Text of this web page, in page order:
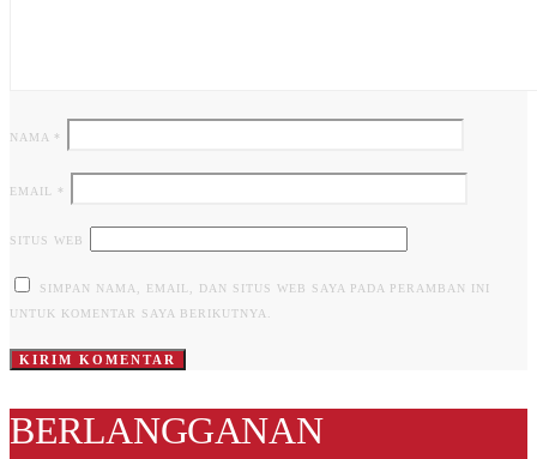
NAMA *
EMAIL *
SITUS WEB
SIMPAN NAMA, EMAIL, DAN SITUS WEB SAYA PADA PERAMBAN INI
UNTUK KOMENTAR SAYA BERIKUTNYA.
BERLANGGANAN